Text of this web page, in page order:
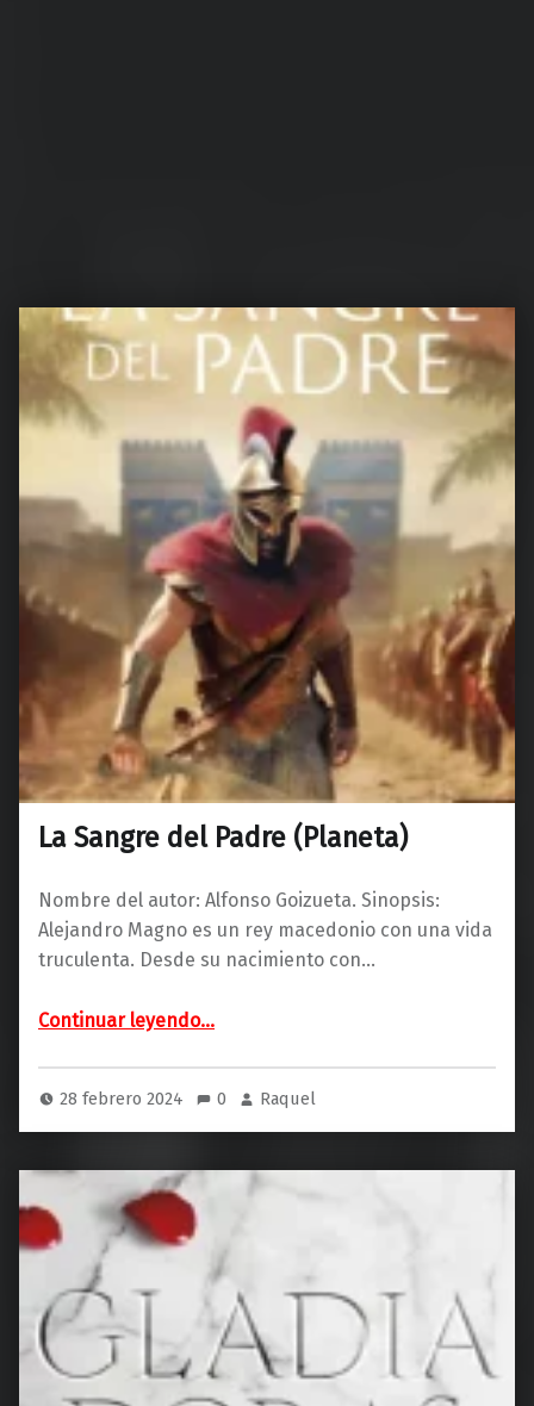
La Sangre del Padre (Planeta)
Nombre del autor: Alfonso Goizueta. Sinopsis:
Alejandro Magno es un rey macedonio con una vida
truculenta. Desde su nacimiento con…
Continuar leyendo…
28 febrero 2024 0 Raquel